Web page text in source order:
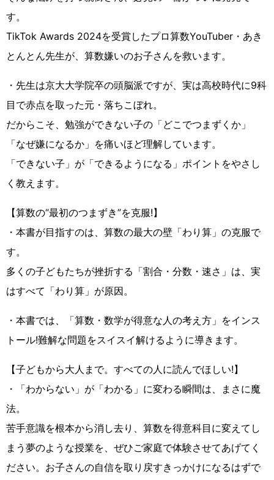
す。
TikTok Awards 2024を受賞したプロ算数YouTuber・あき
とんとん先生が、算数嫌いのお子さんを救います。
・先生は京大大学院卒の頭脳派ですが、実は高校時代に9科
目で赤点を取った元・落ちこぼれ。
だからこそ、勉強ができない子の「どこでつまずくか」
「なぜ嫌になるか」を痛いほど理解しています。
「できない子」が「できるようになる」ポイントをやさし
く教えます。
【算数の“最初のつまずき”を克服!】
・本書が目指すのは、算数の最大の壁「わり算」の克服で
す。
多くの子どもたちが挫折する「割合・分数・速さ」は、実
はすべて「わり算」が原因。
・本書では、「算数・数学が得意な人の考え方」をインス
トール!難解な問題をスイスイ解けるように導きます。
【子どもから大人まで。すべての人に読んでほしい!】
・「わからない」が「わかる」に変わる瞬間は、まさに魔
法。
苦手意識を根本から消し去り、算数を得意科目に変えてし
まう夢のような授業を、ぜひご家庭で体験させてあげてく
ださい。お子さんの自信を取り戻すきっかけになるはずで